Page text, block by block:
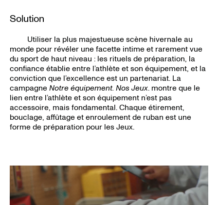
Solution
Utiliser la plus majestueuse scène hivernale au
monde pour révéler une facette intime et rarement vue
du sport de haut niveau : les rituels de préparation, la
confiance établie entre l’athlète et son équipement, et la
conviction que l’excellence est un partenariat. La
campagneNotre équipement. Nos Jeux. montre que le
lien entre l’athlète et son équipement n’est pas
accessoire, mais fondamental. Chaque étirement,
bouclage, affûtage et enroulement de ruban est une
forme de préparation pour les Jeux.